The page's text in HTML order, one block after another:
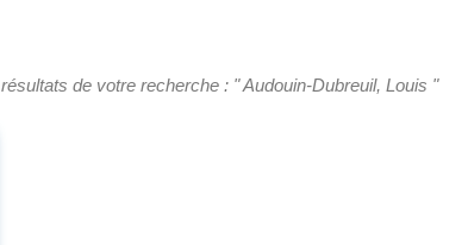
résultats de votre recherche : " Audouin-Dubreuil, Louis "